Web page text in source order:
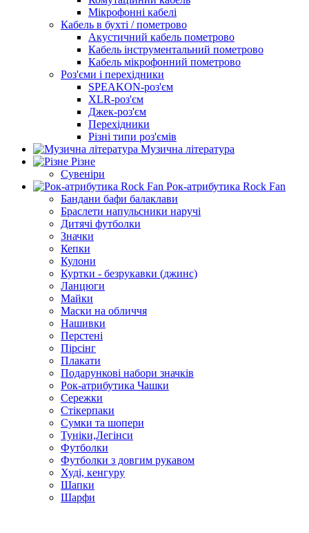
Мікрофонні кабелі
Кабель в бухті / пометрово
Акустичний кабель пометрово
Кабель інструментальний пометрово
Кабель мікрофонний пометрово
Роз'єми і перехідники
SPEAKON-роз'єм
XLR-роз'єм
Джек-роз'єм
Перехідники
Різні типи роз'ємів
Музична література
Різне
Сувеніри
Рок-атрибутика Rock Fan
Бандани бафи балаклави
Браслети напульсники наручі
Дитячі футболки
Значки
Кепки
Кулони
Куртки - безрукавки (джинс)
Ланцюги
Майки
Маски на обличчя
Нашивки
Перстені
Пірсінг
Плакати
Подарункові набори значків
Рок-атрибутика Чашки
Сережки
Стікерпаки
Сумки та шопери
Туніки,Легінси
Футболки
Футболки з довгим рукавом
Худі, кенгуру
Шапки
Шарфи